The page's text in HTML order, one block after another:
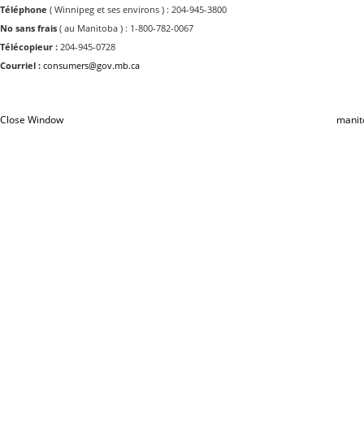
Téléphone ( Winnipeg et ses environs ) : 204-945-3800
No sans frais ( au Manitoba ) : 1-800-782-0067
Télécopieur : 204-945-0728
Courriel : consumers@gov.mb.ca
Close Window